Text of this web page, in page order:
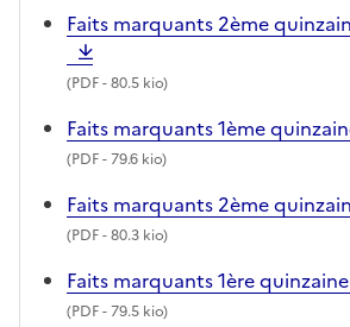
Faits marquants 2ème
(PDF- 80.5 kio)
Faits marquants 1ème
(PDF- 79.6 kio)
Faits marquants 2ème
(PDF- 80.3 kio)
Faits marquants 1ère
(PDF- 79.5 kio)